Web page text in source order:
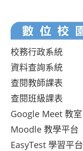
校務行政系統
資料查詢系統
查閱教師課表
查閱班級課表
Google Meet 教室
Moodle 教學平台
EasyTest 學習平台